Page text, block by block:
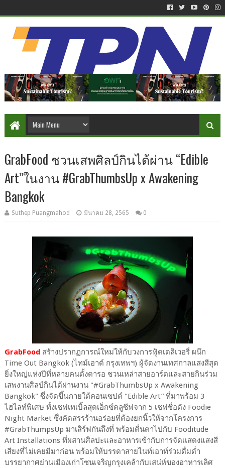
GrabFood ชวนเสพศิลป์กินได้ผ่าน “Edible
Art”ในงาน #GrabThumbsUp x Awakening
Bangkok
Suthep Puangmahod มีนาคม 28, 2565 0
GrabFoodสร้างปรากฏการณ์ใหม่ให้กับวงการฟู้ดเดลิเวอรี่ ผนึก
Time Out Bangkok (ไทม์เอาต์ กรุงเทพฯ) ผู้จัดงานเทศกาลแสงสีสุด
ยิ่งใหญ่แห่งปีที่หลายคนตั้งตารอ ชวนเหล่าสายอาร์ตและสายกินร่วม
เสพงานศิลป์กินได้ผ่านงาน "#GrabThumbsUp x Awakening
Bangkok" ซึ่งจัดขึ้นภายใต้คอนเซปต์ "Edible Art” ที่มาพร้อม 3
ไฮไลท์พิเศษ ทั้งเชฟเทเบิ้ลสุดเอ็กซ์คลูซีฟจาก 5 เชฟชื่อดัง Foodie
Night Market ซึ่งคัดสรรร้านอร่อยที่ต้องยกนิ้วให้จากโครงการ
#GrabThumpsUp มาเสิร์ฟกันถึงที่ พร้อมตื่นตาไปกับ Fooditude
Art Installations ที่ผสานศิลปะและอาหารเข้ากับการจัดเเสดงแสงสี
เสียงที่ไม่เคยมีมาก่อน พร้อมให้บรรดาสายไนท์เอาท์ร่วมดื่มด่ำ
บรรยากาศย่านเมืองเก่าโซนเจริญกรุงเคล้ากับเสน่ห์ของอาหารเลิศ